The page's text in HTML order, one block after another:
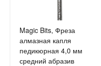
Magic Bits, Фреза
алмазная капля
педикюрная 4,0 мм
средний абразив